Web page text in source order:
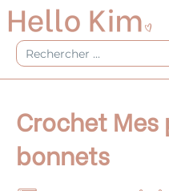
Aller
au
contenu
Rechercher
Crochet
bonnets